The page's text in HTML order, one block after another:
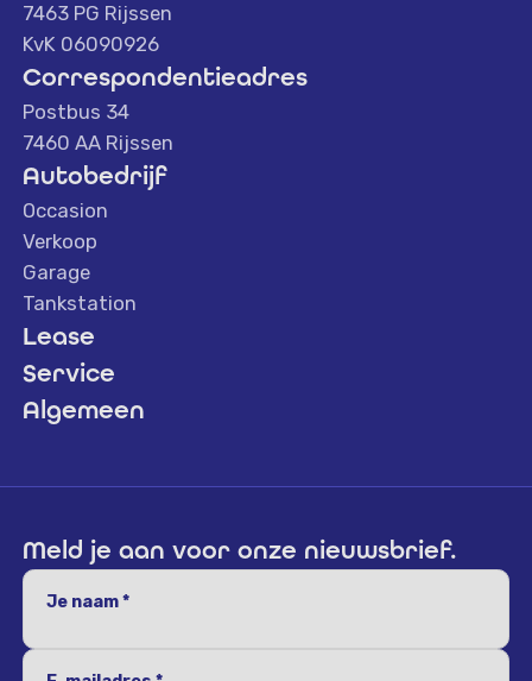
7463 PG Rijssen
KvK 06090926
Correspondentieadres
Postbus 34
7460 AA Rijssen
Autobedrijf
Occasion
Verkoop
Garage
Tankstation
Lease
Service
Algemeen
Meld je aan voor onze nieuwsbrief.
Je naam *